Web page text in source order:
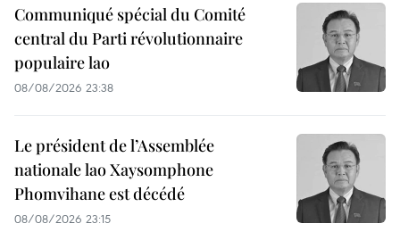
Communiqué spécial du Comité
central du Parti révolutionnaire
populaire lao
08/08/2026 23:38
Le président de l’Assemblée
nationale lao Xaysomphone
Phomvihane est décédé
08/08/2026 23:15